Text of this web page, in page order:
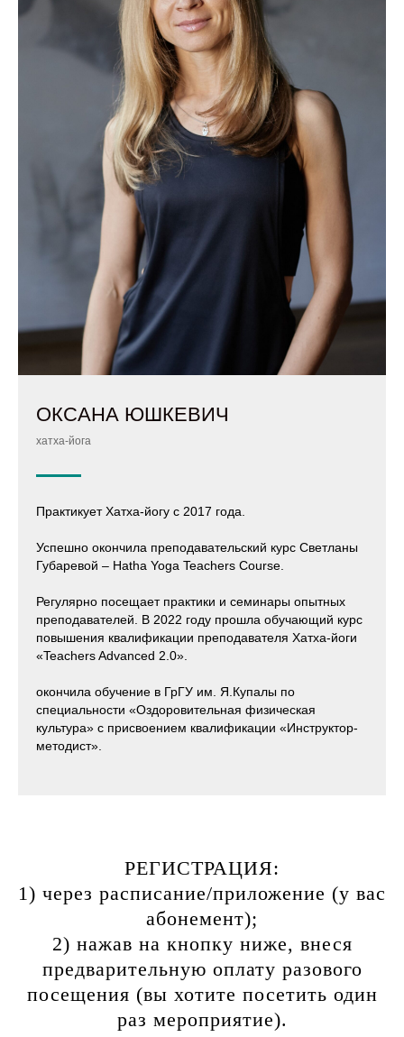
ОКСАНА ЮШКЕВИЧ
хатха-йога
Практикует Хатха-йогу с 2017 года.
Успешно окончила преподавательский курс Светланы
Губаревой – Hatha Yoga Teachers Сourse.
Регулярно посещает практики и семинары опытных
преподавателей. В 2022 году прошла обучающий курс
повышения квалификации преподавателя Хатха-йоги
«Teachers Advanced 2.0».
окончила обучение в ГрГУ им. Я.Купалы по
специальности «Оздоровительная физическая
культура» с присвоением квалификации «Инструктор-
методист».
РЕГИСТРАЦИЯ:
1) через расписание/приложение (у вас
абонемент);
2) нажав на кнопку ниже, внеся
предварительную оплату разового
посещения (вы хотите посетить один
раз мероприятие).